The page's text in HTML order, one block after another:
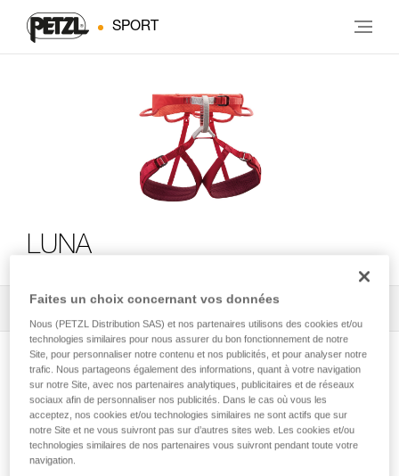
SPORT
LUNA
Tous les conseils techniques 2
Anneau d’assurage et points d’encordement
Faites un choix concernant vos données
Nous (PETZL Distribution SAS) et nos partenaires utilisons des cookies et/ou
technologies similaires pour nous assurer du bon fonctionnement de notre
Site, pour personnaliser notre contenu et nos publicités, et pour analyser notre
trafic. Nous partageons également des informations, quant à votre navigation
sur notre Site, avec nos partenaires analytiques, publicitaires et de réseaux
sociaux afin de personnaliser nos publicités. Dans le cas où vous les
acceptez, nos cookies et/ou technologies similaires ne sont actifs que sur
notre Site et ne vous suivront pas sur d’autres sites web. Les cookies et/ou
technologies similaires de nos partenaires vous suivront pendant toute votre
navigation.